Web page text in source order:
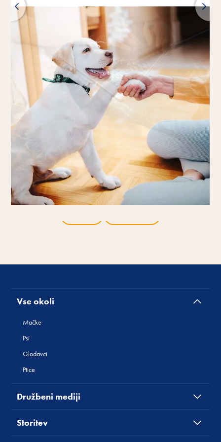
Vse okoli
Mačke
Psi
Glodavci
Ptice
Družbeni mediji
Storitev